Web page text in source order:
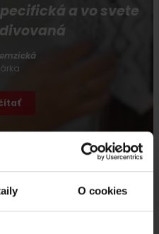
O cookies
a vo svete